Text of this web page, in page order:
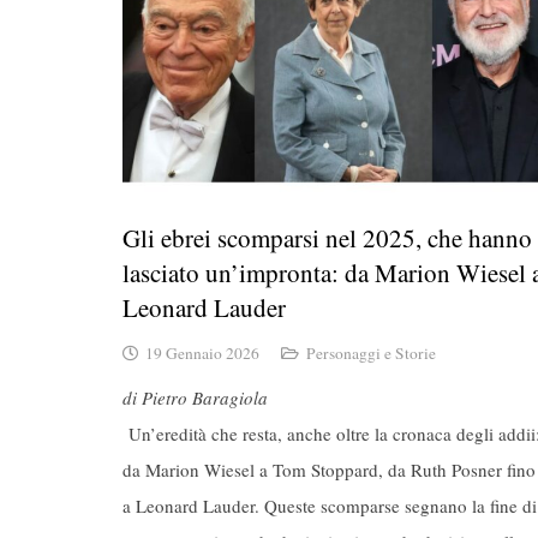
Gli ebrei scomparsi nel 2025, che hanno
lasciato un’impronta: da Marion Wiesel
Leonard Lauder
19 Gennaio 2026 Personaggi e Storie
di Pietro Baragiola
Un’eredità che resta, anche oltre la cronaca degli
da Marion Wiesel a Tom Stoppard, da Ruth Posner fino
a Leonard Lauder. Queste scomparse segnano la fine di